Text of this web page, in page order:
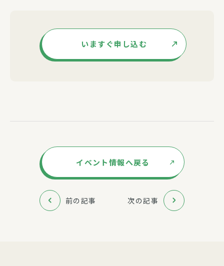
いますぐ申し込む
イベント情報へ戻る
前の記事 次の記事